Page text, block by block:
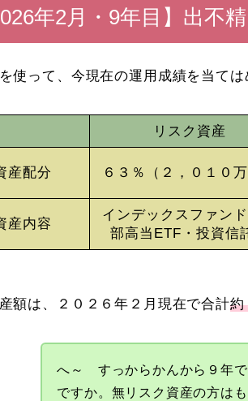
年2月・9年目】出不
使って、今現在の運用成績を当ては
リスク資産
産配分 ６３％（２，０１０万
産内容
インデックスファン
部高当ETF・投資信
額は、２０２６年２月現在で合計約
へ～ すっからかんから９年
ですか。無リスク資産の方は